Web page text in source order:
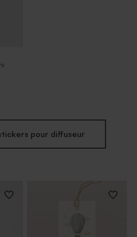
pour diffuseur